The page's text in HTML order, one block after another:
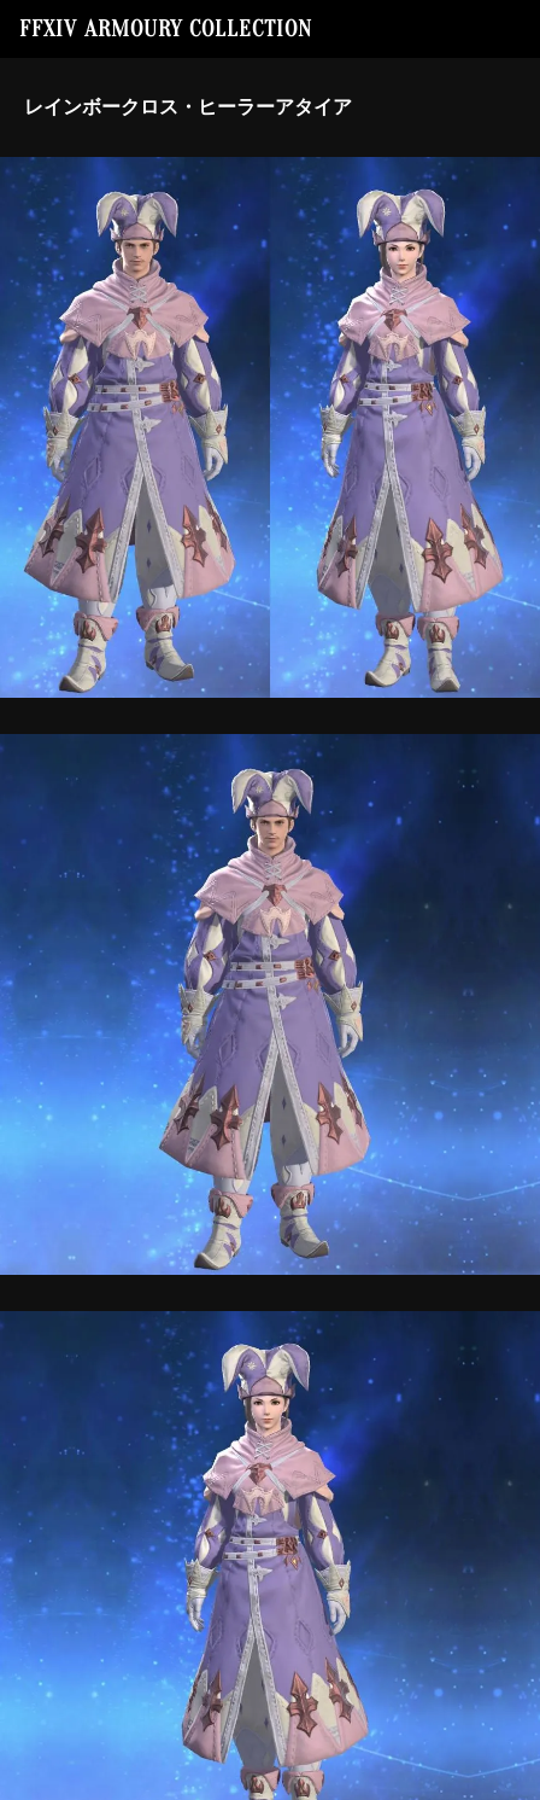
FFXIV ARMOURY COLLECTION
レインボークロス・ヒーラーアタイア